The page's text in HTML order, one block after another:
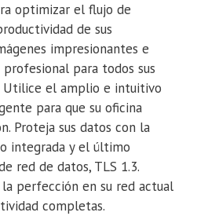
optimizar el flujo de
de sus
impresionantes e
para todos sus
Utilice el amplio e intuitivo
para que su oficina
Proteja sus datos con la
integrada y el último
red de datos, TLS 1.3.
perfección en su red actual
completas.